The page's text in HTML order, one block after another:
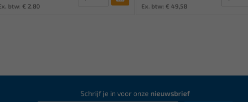
btw: € 2,80
Ex. btw: € 49,58
Schrijf je in voor onze nieuwsbrief